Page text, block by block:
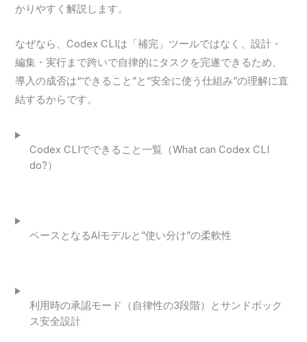
かりやすく解説します。
なぜなら、Codex CLIは「補完」ツールではなく、設計・
編集・実行まで跨いで自律的にタスクを完遂できるため、
導入の成否は“できること”と“安全に使う仕組み”の理解に直
結するからです。
Codex CLIでできること一覧（What can Codex CLI
do?）
ベースとなるAIモデルと“使い分け”の柔軟性
利用時の承認モード（自律性の3段階）とサンドボック
ス安全設計